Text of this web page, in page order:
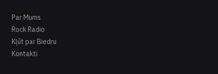
Par Mums
Rock Radio
Kļūt par Biedru
Kontakti